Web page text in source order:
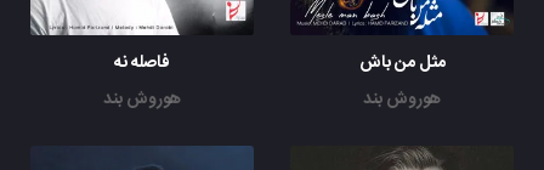
مثل من باش
هوروش بند
فاصله نه
هوروش بند